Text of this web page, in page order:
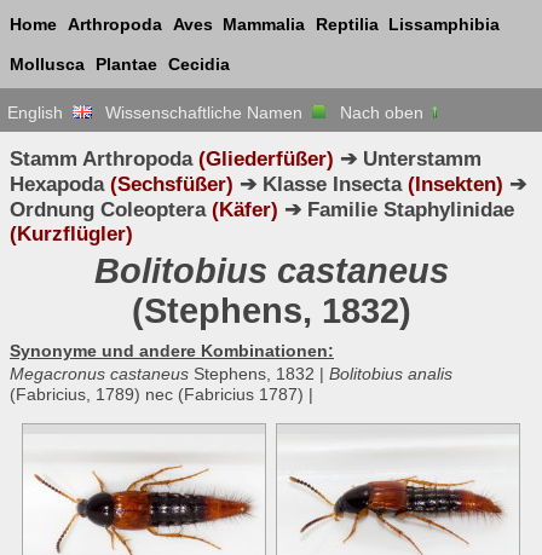
Home Arthropoda Aves Mammalia Reptilia Lissamphibia
Mollusca Plantae Cecidia
English Wissenschaftliche Namen Nach oben
Stamm Arthropoda (Gliederfüßer) ➔ Unterstamm
Hexapoda(Sechsfüßer) ➔ Klasse Insecta(Insekten) ➔
Ordnung Coleoptera(Käfer) ➔ Familie Staphylinidae
(Kurzflügler)
Bolitobius castaneus
(Stephens, 1832)
Synonyme und andere Kombinationen:
Megacronus castaneus Stephens, 1832 | Bolitobius analis
(Fabricius, 1789) nec (Fabricius 1787) |